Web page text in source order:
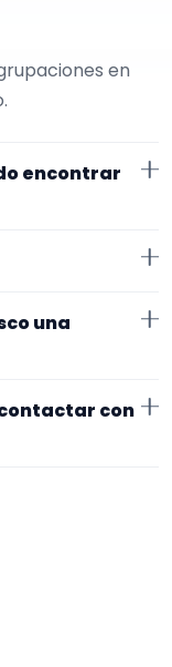
en
encontrar
tamaño
la zona y otros
una
Si ya sabes el
tipo de
más
con